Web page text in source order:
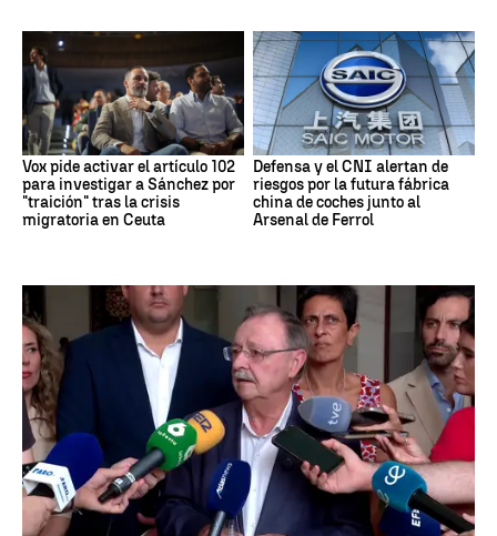
Vox pide activar el artículo 102
para investigar a Sánchez por
"traición" tras la crisis
migratoria en Ceuta
Defensa y el CNI alertan de
riesgos por la futura fábrica
china de coches junto al
Arsenal de Ferrol
Crisis Migratoria